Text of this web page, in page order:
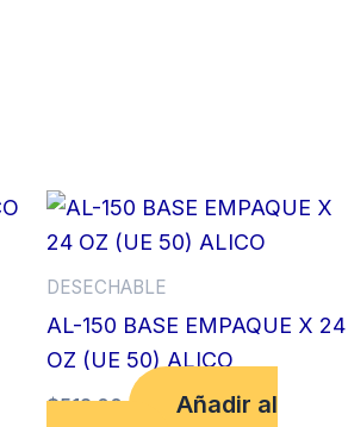
DESECHABLE
AL-150 BASE EMPAQUE X 24
OZ (UE 50) ALICO
$512.00
Añadir al